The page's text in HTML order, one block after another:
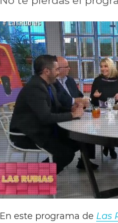
En este programa de Las